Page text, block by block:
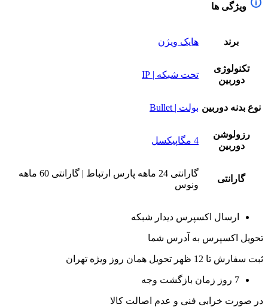
ویژگی ها
برند هایک ویژن
تکنولوژی
دوربین
تحت شبکه | IP
نوع بدنه دوربین بولت | Bullet
رزولوشن
دوربین
4 مگاپیکسل
گارانتی
گارانتی 24 ماهه پارس ارتباط | گارانتی 60 ماهه
ونوس
ارسال اکسپرس دیدار شبکه
تحویل اکسپرس به آدرس شما
ثبت سفارش تا 12 ظهر تحویل همان روز ویژه تهران
7 روز زمان بازگشت وجه
در صورت خرابی فنی و عدم اصالت کالا